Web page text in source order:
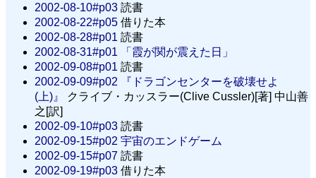
2002-08-10#p03 読書
2002-08-22#p05 借りた本
2002-08-28#p01 読書
2002-08-31#p01
「霞が関が震えた日」
2002-09-08#p01 読書
2002-09-09#p02
『ドラゴンセンターを破壊せよ
(上)』
クライブ・カッスラー(Clive Cussler)[著] 中山善
之[訳]
2002-09-10#p03 読書
2002-09-15#p02 宇宙のエンドゲーム
2002-09-15#p07 読書
2002-09-19#p03 借りた本